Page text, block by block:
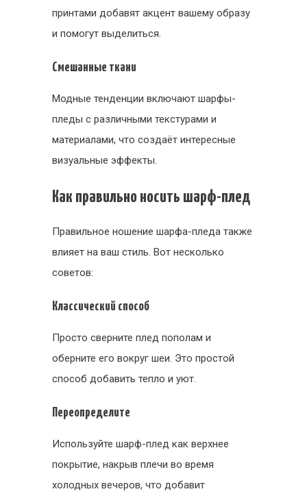
принтами добавят акцент вашему образу
и помогут выделиться.
Смешанные ткани
Модные тенденции включают шарфы-
пледы с различными текстурами и
материалами, что создаёт интересные
визуальные эффекты.
Как правильно носить шарф-плед
Правильное ношение шарфа-пледа также
влияет на ваш стиль. Вот несколько
советов:
Классический способ
Просто сверните плед пополам и
оберните его вокруг шеи. Это простой
способ добавить тепло и уют.
Переопределите
Используйте шарф-плед как верхнее
покрытие, накрыв плечи во время
холодных вечеров, что добавит